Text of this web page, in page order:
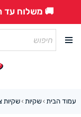
🚚 משלוח עד
עמוד הבית ›שקיות ›שקיות